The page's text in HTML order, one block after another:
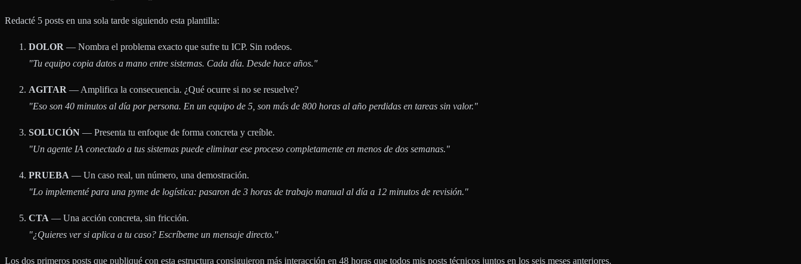
Redacté 5 posts en una sola tarde siguiendo esta plantilla:
DOLOR — Nombra el problema exacto que sufre tu ICP. Sin rodeos.
"Tu equipo copia datos a mano entre sistemas. Cada día. Desde hace años."
AGITAR — Amplifica la consecuencia. ¿Qué ocurre si no se resuelve?
"Eso son 40 minutos al día por persona. En un equipo de 5, son más de 800 horas al año perdidas en tareas sin valor."
SOLUCIÓN — Presenta tu enfoque de forma concreta y creíble.
"Un agente IA conectado a tus sistemas puede eliminar ese proceso completamente en menos de dos semanas."
PRUEBA — Un caso real, un número, una demostración.
"Lo implementé para una pyme de logística: pasaron de 3 horas de trabajo manual al día a 12 minutos de revisión."
CTA — Una acción concreta, sin fricción.
"¿Quieres ver si aplica a tu caso? Escríbeme un mensaje directo."
Los dos primeros posts que publiqué con esta estructura consiguieron más interacción en 48 horas que todos mis posts técnicos juntos en los seis meses anteriores.